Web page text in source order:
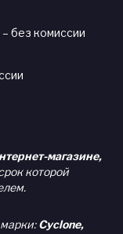
без комиссии
магазине,
которой
Cyclone,